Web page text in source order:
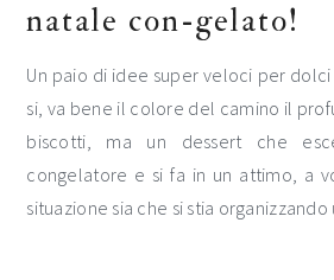
natale con-gelato!
Un paio di idee super veloci per
si, va bene il colore del camino il
biscotti, ma un dessert che
congelatore e si fa in un attimo, a
situazione sia che si stia